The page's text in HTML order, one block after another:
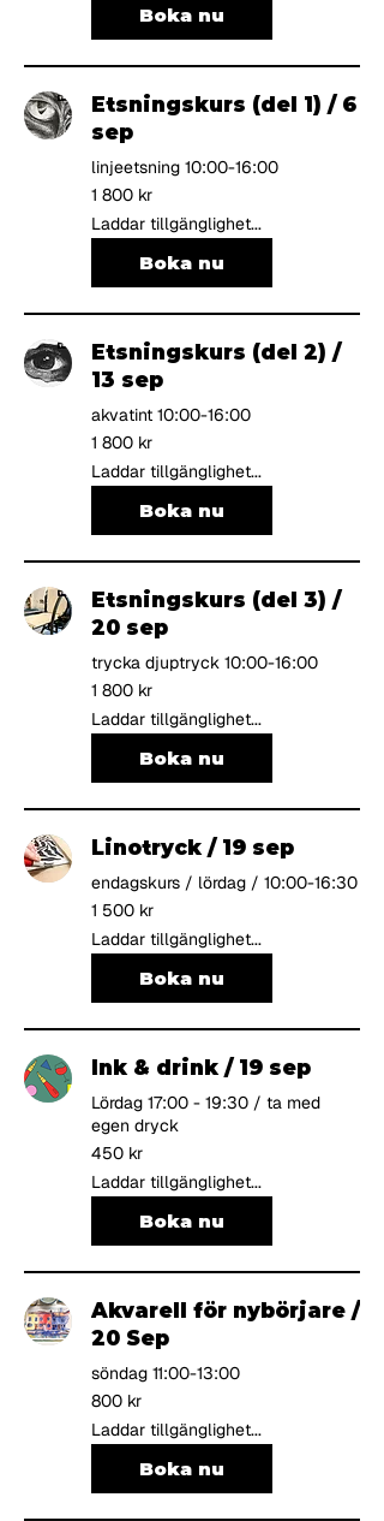
Boka nu
Etsningskurs (del 1) / 6
sep
linjeetsning 10:00-16:00
1 800
svenska
1 800 kr
Laddar tillgänglighet...
Boka nu
Etsningskurs (del 2) /
13 sep
akvatint 10:00-16:00
1 800
svenska
1 800 kr
Laddar tillgänglighet...
Boka nu
Etsningskurs (del 3) /
20 sep
trycka djuptryck 10:00-16:00
1 800
svenska
1 800 kr
Laddar tillgänglighet...
Boka nu
Linotryck / 19 sep
endagskurs / lördag / 10:00-16:30
1 500
svenska
1 500 kr
Laddar tillgänglighet...
Boka nu
Ink & drink / 19 sep
Lördag 17:00 - 19:30 / ta med
egen dryck
450
svenska
450 kr
Laddar tillgänglighet...
Boka nu
Akvarell för nybörjare /
20 Sep
söndag 11:00-13:00
800
svenska
800 kr
Laddar tillgänglighet...
Boka nu